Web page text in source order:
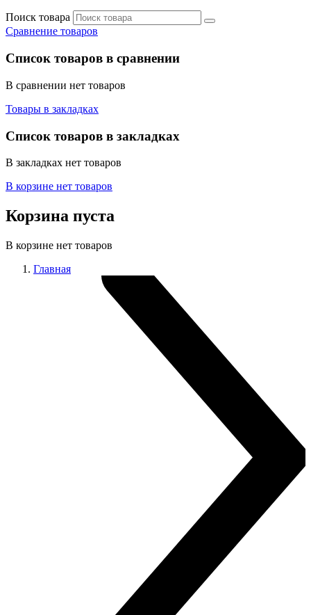
Поиск товара
Сравнение товаров
Список товаров в сравнении
В сравнении нет товаров
Товары в закладках
Список товаров в закладках
В закладках нет товаров
В корзине нет товаров
Корзина пуста
В корзине нет товаров
Главная